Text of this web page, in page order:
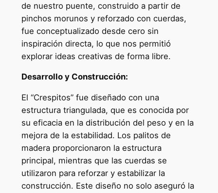
de nuestro puente, construido a partir de
pinchos morunos y reforzado con cuerdas,
fue conceptualizado desde cero sin
inspiración directa, lo que nos permitió
explorar ideas creativas de forma libre.
Desarrollo y Construcción:
El “Crespitos” fue diseñado con una
estructura triangulada, que es conocida por
su eficacia en la distribución del peso y en la
mejora de la estabilidad. Los palitos de
madera proporcionaron la estructura
principal, mientras que las cuerdas se
utilizaron para reforzar y estabilizar la
construcción. Este diseño no solo aseguró la